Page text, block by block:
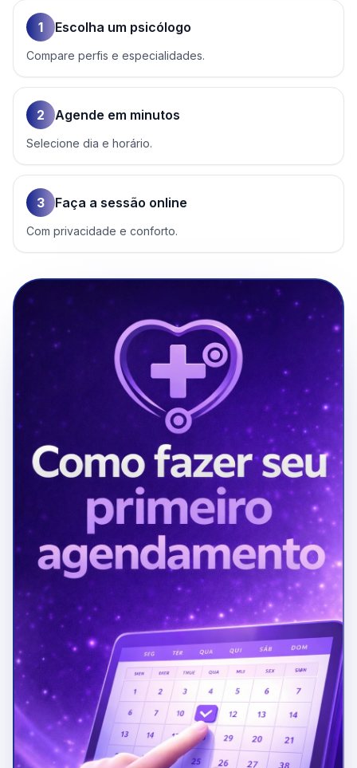
1 Escolha um psicólogo
Compare perfis e especialidades.
2 Agende em minutos
Selecione dia e horário.
3 Faça a sessão online
Com privacidade e conforto.